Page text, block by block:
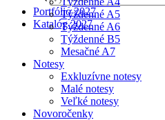
search
Portfólio 2027
Katalóg 2027
Týždenné A5
Týždenné A6
Týždenné B5
Mesačné A7
Notesy
Exkluzívne notesy
Malé notesy
Veľké notesy
Novoročenky